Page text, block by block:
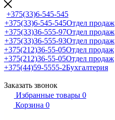
+375(33)6-545-545
+375(33)6-545-545Отдел продаж
+375(33)36-555-97Отдел продаж
+375(33)36-555-93Отдел продаж
+375(212)36-55-05Отдел продаж
+375(212)36-55-05Отдел продаж
+375(44)59-5555-2Бухгалтерия
Заказать звонок
Избранные товары 0
Корзина 0